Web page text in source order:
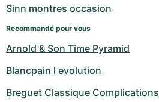
Sinn montres occasion
Recommandé pour vous
Arnold & Son Time Pyramid
Blancpain l evolution
Breguet Classique Complications